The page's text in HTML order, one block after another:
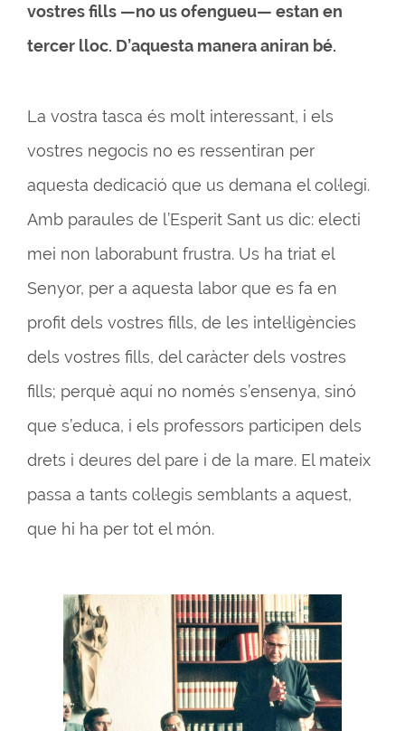
vostres fills —no us ofengueu— estan en
tercer lloc. D’aquesta manera aniran bé.
La vostra tasca és molt interessant, i els
vostres negocis no es ressentiran per
aquesta dedicació que us demana el col·legi.
Amb paraules de l’Esperit Sant us dic: electi
mei non laborabunt frustra. Us ha triat el
Senyor, per a aquesta labor que es fa en
profit dels vostres fills, de les intel·ligències
dels vostres fills, del caràcter dels vostres
fills; perquè aquí no només s’ensenya, sinó
que s’educa, i els professors participen dels
drets i deures del pare i de la mare. El mateix
passa a tants col·legis semblants a aquest,
que hi ha per tot el món.